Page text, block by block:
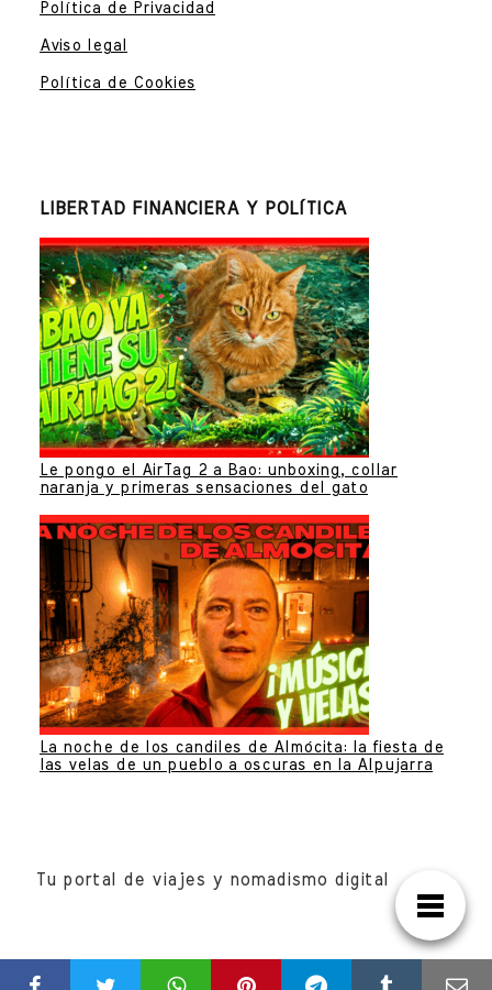
Política de Privacidad
Aviso legal
Política de Cookies
LIBERTAD FINANCIERA Y POLÍTICA
Le pongo el AirTag 2 a Bao: unboxing, collar
naranja y primeras sensaciones del gato
La noche de los candiles de Almócita: la fiesta de
las velas de un pueblo a oscuras en la Alpujarra
Tu portal de viajes y nomadismo digital